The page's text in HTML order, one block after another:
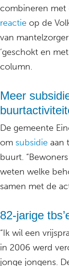
combineren met
reactie op de
van
‘geschokt en
column.
Meer
De gemeente
om subsidie aan
buurt.
weten welke
samen met de
82-jarige
“Ik wil een
in 2006 werd
jonge jongens.